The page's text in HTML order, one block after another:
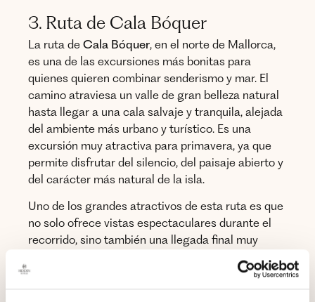
3. Ruta de Cala Bóquer
La ruta de Cala Bóquer, en el norte de Mallorca,
es una de las excursiones más bonitas para
quienes quieren combinar senderismo y mar. El
camino atraviesa un valle de gran belleza natural
hasta llegar a una cala salvaje y tranquila, alejada
del ambiente más urbano y turístico. Es una
excursión muy atractiva para primavera, ya que
permite disfrutar del silencio, del paisaje abierto y
del carácter más natural de la isla.
Uno de los grandes atractivos de esta ruta es que
no solo ofrece vistas espectaculares durante el
recorrido, sino también una llegada final muy
especial. El contraste entre la caminata y la calma
de la cala convierte esta excursión en una de las
más recomendables para una jornada de